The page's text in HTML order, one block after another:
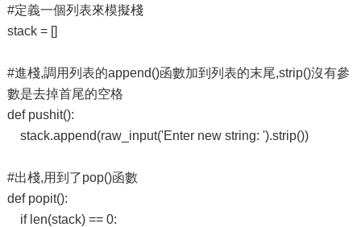
#定義一個列表來模擬棧
stack = []
#進棧,調用列表的append()函數加到列表的末尾,strip()沒有參
數是去掉首尾的空格
def pushit():
stack.append(raw_input('Enter new string: ').strip())
#出棧,用到了pop()函數
def popit():
if len(stack) == 0: